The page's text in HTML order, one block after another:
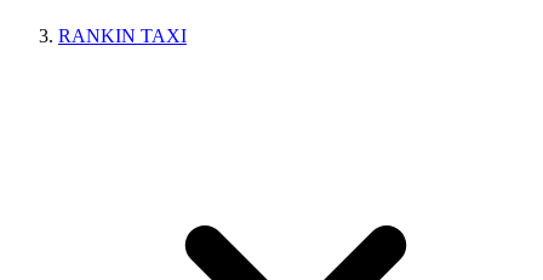
RANKIN TAXI